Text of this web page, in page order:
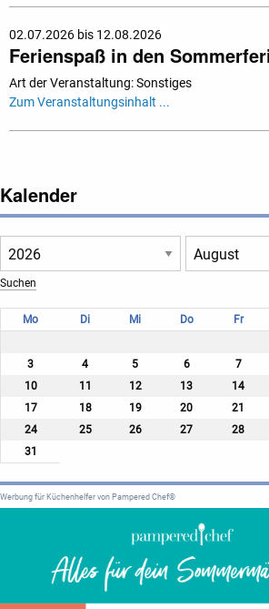
02.07.2026 bis 12.08.2026
Ferienspaß in den
Art der Veranstaltung: Sonstiges
Zum Veranstaltungsinhalt ...
Kalender
Mo Di Mi Do Fr
3
4 5 6 7
10
11 12 13 14
17
18 19 20 21
24
25 26 27 28
31
Werbung für Küchenhelfer von Pampered Chef®